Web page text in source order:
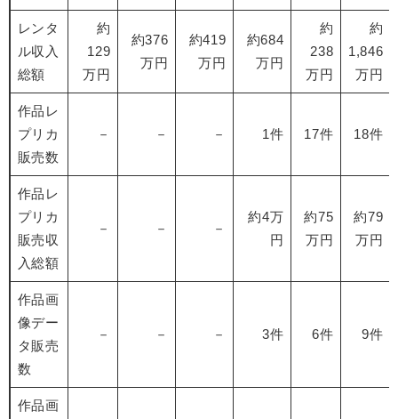
レンタ
ル収入
総額
約
129
万円
約376
万円
約419
万円
約684
万円
約
238
万円
約
1,846
万円
作品レ
プリカ
販売数
－ － － 1件 17件 18件
作品レ
プリカ
販売収
入総額
－ － －
約4万
円
約75
万円
約79
万円
作品画
像デー
タ販売
数
－ － － 3件 6件 9件
作品画